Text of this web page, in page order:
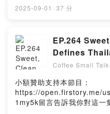
1my5k/
2025-09-01 · 37 分
EP.264 Sweet, Clean, Complex: What
Defines
2025? Ft.
Eduardo
Coffee Small Talk
小額贊助支持本節目：
https://open.firstory.me/
1my5k留言告訴我你對這一